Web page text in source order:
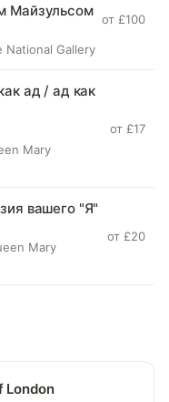
Майзульсом
National Gallery
от £100
ад / ад как
Mary
от £17
вашего "Я"
Mary
от £20
London